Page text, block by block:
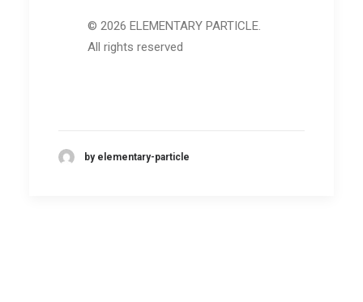
© 2026 ELEMENTARY PARTICLE.
All rights reserved
by elementary-particle